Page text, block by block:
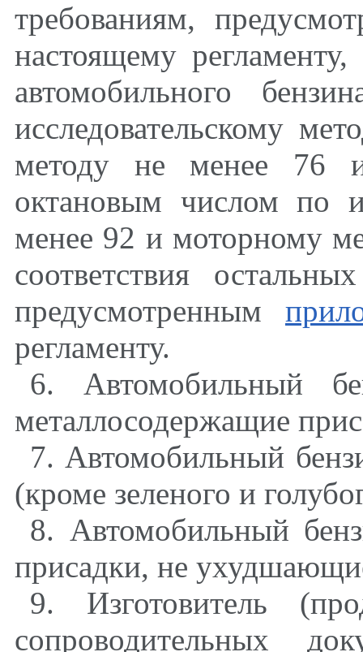
требованиям,
настоящему
автомобильного
исследовательскому
методу не менее 76 и
октановым числом по
менее 92 и моторному
соответствия
предусмотренным
регламенту.
6. Автомобильный
металлосодержащие
7. Автомобильный
(кроме зеленого и
8. Автомобильный
присадки, не
9. Изготовитель
сопроводительных